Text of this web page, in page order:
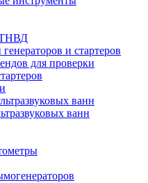
ТНВД
и стартеров
для проверки
ванн
ванн